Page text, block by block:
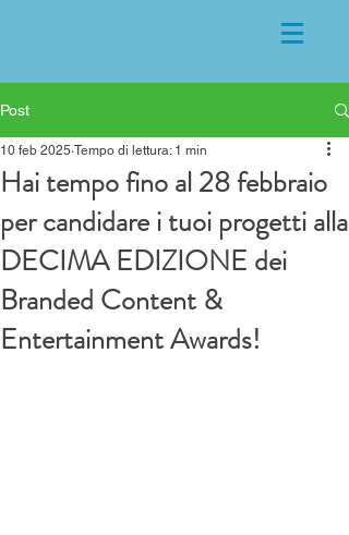
Post
Hai tempo fino al 28 febbraio
per candidare i tuoi progetti alla
DECIMA EDIZIONE dei
Branded Content &
Entertainment Awards!
10 feb 2025 Tempo di lettura: 1 min